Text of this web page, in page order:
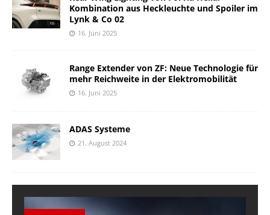
Kombination aus Heckleuchte und Spoiler im
Lynk & Co 02
16. Juni 2025
Range Extender von ZF: Neue Technologie für
mehr Reichweite in der Elektromobilität
16. Juni 2025
ADAS Systeme
21. August 2024